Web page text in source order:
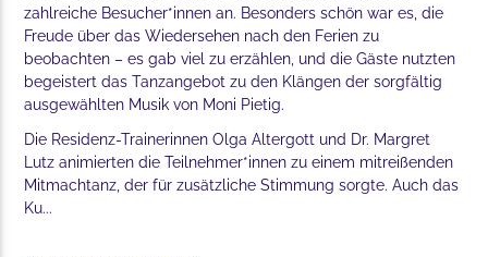
zahlreiche Besucher*innen an. Besonders schön war es, die
Freude über das Wiedersehen nach den Ferien zu
beobachten – es gab viel zu erzählen, und die Gäste nutzten
begeistert das Tanzangebot zu den Klängen der sorgfältig
ausgewählten Musik von Moni Pietig.
Die Residenz-Trainerinnen Olga Altergott und Dr. Margret
Lutz animierten die Teilnehmer*innen zu einem mitreißenden
Mitmachtanz, der für zusätzliche Stimmung sorgte. Auch das
Ku...